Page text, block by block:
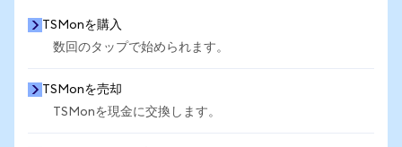
TSMonを購入
数回のタップで始められます。
TSMonを売却
TSMonを現金に交換します。